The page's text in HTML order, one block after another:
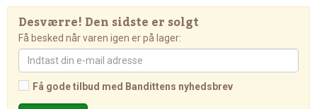
Desværre! Den sidste er solgt
Få besked når varen igen er på lager:
Få gode tilbud med Bandittens nyhedsbrev